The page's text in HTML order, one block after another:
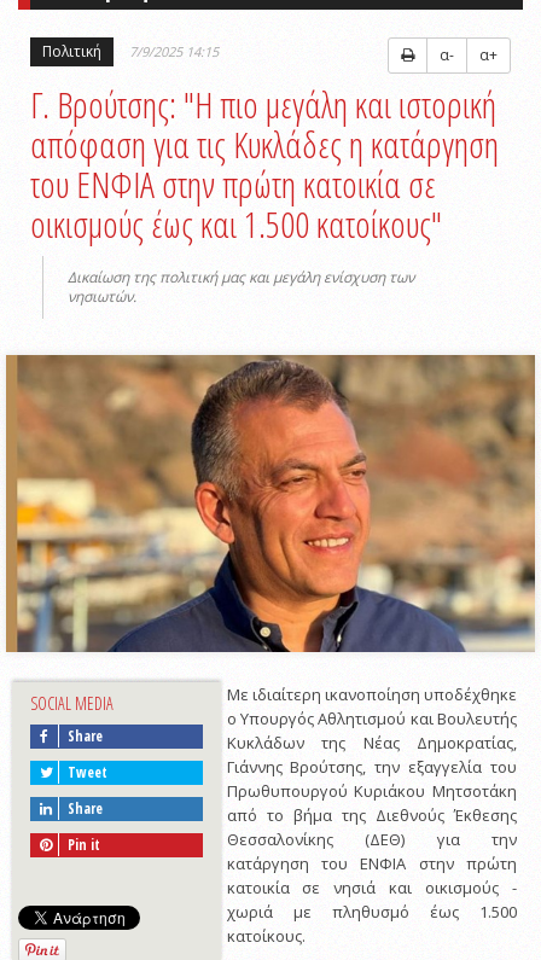
Πολιτική 7/9/2025 14:15 α- α+
Γ. Βρούτσης: "Η πιο μεγάλη και ιστορική
απόφαση για τις Κυκλάδες η κατάργηση
του ΕΝΦΙΑ στην πρώτη κατοικία σε
οικισμούς έως και 1.500 κατοίκους"
Δικαίωση της πολιτική μας και μεγάλη ενίσχυση των
νησιωτών.
SOCIAL MEDIA
Share
Tweet
Share
Pin it
Με ιδιαίτερη ικανοποίηση υποδέχθηκε
ο Υπουργός Αθλητισμού και Βουλευτής
Κυκλάδων της Νέας Δημοκρατίας,
Γιάννης Βρούτσης, την εξαγγελία του
Πρωθυπουργού Κυριάκου Μητσοτάκη
από το βήμα της Διεθνούς Έκθεσης
Θεσσαλονίκης (ΔΕΘ) για την
κατάργηση του ΕΝΦΙΑ στην πρώτη
κατοικία σε νησιά και οικισμούς -
χωριά με πληθυσμό έως 1.500
κατοίκους.